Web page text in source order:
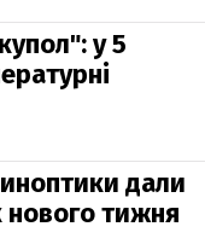
у 5
дали
нового тижня